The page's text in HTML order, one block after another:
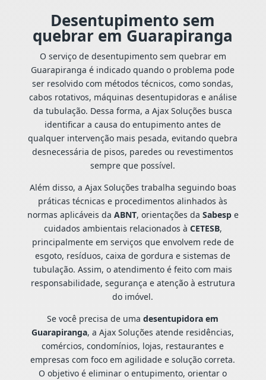
Desentupimento sem
quebrar em Guarapiranga
O serviço de desentupimento sem quebrar em
Guarapiranga é indicado quando o problema pode
ser resolvido com métodos técnicos, como sondas,
cabos rotativos, máquinas desentupidoras e análise
da tubulação. Dessa forma, a Ajax Soluções busca
identificar a causa do entupimento antes de
qualquer intervenção mais pesada, evitando quebra
desnecessária de pisos, paredes ou revestimentos
sempre que possível.
Além disso, a Ajax Soluções trabalha seguindo boas
práticas técnicas e procedimentos alinhados às
normas aplicáveis da ABNT, orientações da Sabespe
cuidados ambientais relacionados à CETESB,
principalmente em serviços que envolvem rede de
esgoto, resíduos, caixa de gordura e sistemas de
tubulação. Assim, o atendimento é feito com mais
responsabilidade, segurança e atenção à estrutura
do imóvel.
Se você precisa de umadesentupidora em
Guarapiranga, a Ajax Soluções atende residências,
comércios, condomínios, lojas, restaurantes e
empresas com foco em agilidade e solução correta.
O objetivo é eliminar o entupimento, orientar o